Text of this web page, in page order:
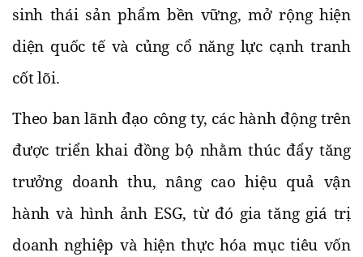
sinh thái sản phẩm bền vững, mở rộng hiện
diện quốc tế và củng cổ năng lực cạnh tranh
cốt lõi.
Theo ban lãnh đạo công ty, các hành động trên
được triển khai đồng bộ nhằm thúc đẩy tăng
trưởng doanh thu, nâng cao hiệu quả vận
hành và hình ảnh ESG, từ đó gia tăng giá trị
doanh nghiệp và hiện thực hóa mục tiêu vốn